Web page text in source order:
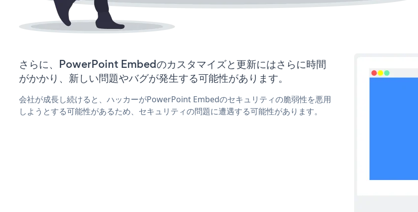
さらに、PowerPoint Embedのカスタマイズと更新にはさらに時間
がかかり、新しい問題やバグが発生する可能性があります。
会社が成長し続けると、ハッカーがPowerPoint Embedのセキュリティの脆弱性を悪用
しようとする可能性があるため、セキュリティの問題に遭遇する可能性があります。